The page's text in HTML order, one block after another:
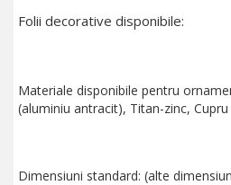
Folii decorative disponibile:
Materiale disponibile pentru
(aluminiu antracit), Titan-zinc,
Dimensiuni standard: (alte